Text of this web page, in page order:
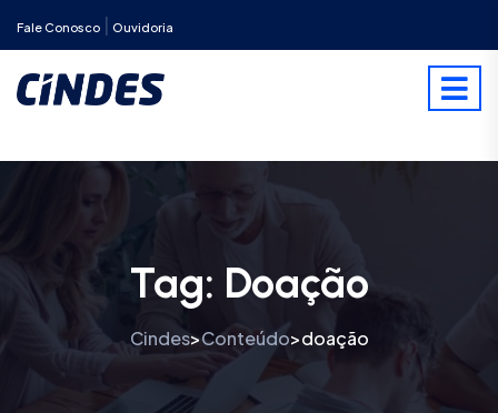
Fale Conosco Ouvidoria
Tag: Doação
Cindes>Conteúdo>doação